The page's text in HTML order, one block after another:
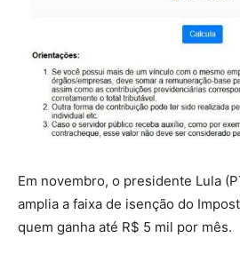
Em novembro, o presidente Lula
amplia a faixa de isenção do
quem ganha até R$ 5 mil por mês.